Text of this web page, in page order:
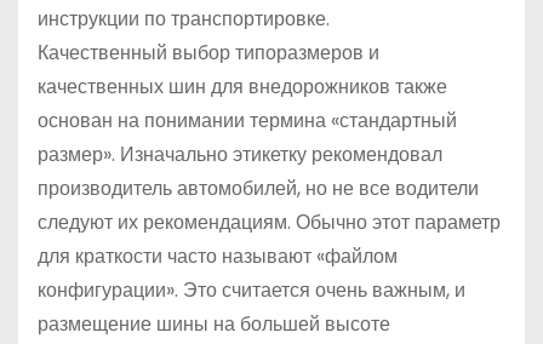
инструкции по транспортировке.
Качественный выбор типоразмеров и
качественных шин для внедорожников также
основан на понимании термина «стандартный
размер». Изначально этикетку рекомендовал
производитель автомобилей, но не все водители
следуют их рекомендациям. Обычно этот параметр
для краткости часто называют «файлом
конфигурации». Это считается очень важным, и
размещение шины на большей высоте